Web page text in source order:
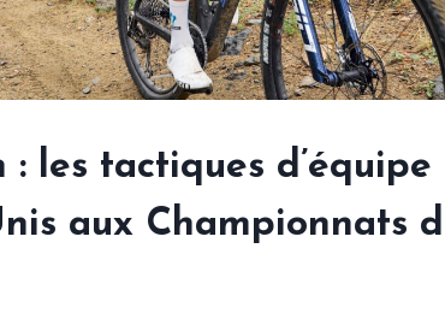
: les tactiques
aux Championnats